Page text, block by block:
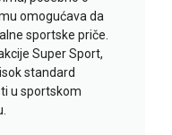
omogućava da
sportske priče.
Super Sport,
standard
u sportskom